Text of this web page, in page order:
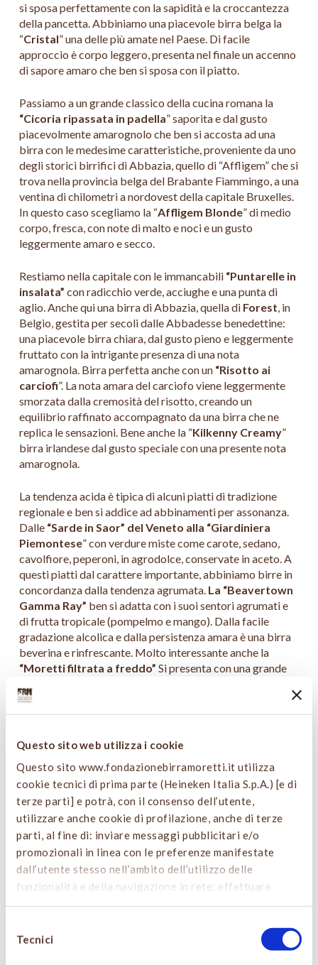
Questo sito web utilizza i cookie
Questo sito www.fondazionebirramoretti.it utilizza
cookie tecnici di prima parte (Heineken Italia S.p.A.) [e di
terze parti] e potrà, con il consenso dell’utente,
utilizzare anche cookie di profilazione, anche di terze
parti, al fine di: inviare messaggi pubblicitari e/o
promozionali in linea con le preferenze manifestate
dall’utente stesso nell’ambito dell’utilizzo delle
funzionalità e della navigazione in rete; effettuare
analisi e monitoraggio dei comportamenti dell’utente.
acconsente all’uso di tutti i cookie non tecnici, inclusi
quindi quelli di profilazione e analitici. Il consenso è
delTecnici
si sposa perfettamente con la sapidità e la croccantezza
della pancetta. Abbiniamo una piacevole birra belga la
“Cristal” una delle più amate nel Paese. Di facile
approccio è corpo leggero, presenta nel finale un accenno
di sapore amaro che ben si sposa con il piatto.
Passiamo a un grande classico della cucina romana la
“Cicoria ripassata in padella” saporita e dal gusto
piacevolmente amarognolo che ben si accosta ad una
birra con le medesime caratteristiche, proveniente da uno
degli storici birrifici di Abbazia, quello di “Affligem” che si
trova nella provincia belga del Brabante Fiammingo, a una
ventina di chilometri a nordovest della capitale Bruxelles.
In questo caso scegliamo la “Affligem Blonde” di medio
corpo, fresca, con note di malto e noci e un gusto
leggermente amaro e secco.
Restiamo nella capitale con le immancabili“Puntarelle in
insalata” con radicchio verde, acciughe e una punta di
aglio. Anche qui una birra di Abbazia, quella di Forest, in
Belgio, gestita per secoli dalle Abbadesse benedettine:
una piacevole birra chiara, dal gusto pieno e leggermente
fruttato con la intrigante presenza di una nota
amarognola. Birra perfetta anche con un “Risotto ai
carciofi”. La nota amara del carciofo viene leggermente
smorzata dalla cremosità del risotto, creando un
equilibrio raffinato accompagnato da una birra che ne
replica le sensazioni. Bene anche la “Kilkenny Creamy”
birra irlandese dal gusto speciale con una presente nota
amarognola.
La tendenza acida è tipica di alcuni piatti di tradizione
regionale e ben si addice ad abbinamenti per assonanza.
Dalle“Sarde in Saor” del Veneto alla “Giardiniera
Piemontese” con verdure miste come carote, sedano,
cavolfiore, peperoni, in agrodolce, conservate in aceto. A
questi piatti dal carattere importante, abbiniamo birre in
concordanza dalla tendenza agrumata. La “Beavertown
Gamma Ray” ben si adatta con i suoi sentori agrumati e
di frutta tropicale (pompelmo e mango). Dalla facile
gradazione alcolica e dalla persistenza amara è una birra
beverina e rinfrescante. Molto interessante anche la
“Moretti filtrata a freddo” Si presenta con una grande
presenta una grande piacevolezza e facilità di bevuta, pur
mantenendo struttura e corposità date da un processo
gustativa ed aromatica.
Ed eccoci con qualche
suggerimento di abbinamenti
per contrasto
. L’abbinamento per contrasto di sapori
consiste nell’accostare birre con caratteristiche opposte a
quelle dei cibi, perseguendo l’obiettivo della pulizia della
bocca e della predisposizione ad accogliere la porzione
successiva. I cibi a tendenza dolce, riso, pasta, crostacei,
prosciutto cotto, carne alla griglia, richiedono una certa
durezza della birra, fornita da componenti acide, sapide e
da una spiccata effervescenza. I cibi grassi come salumi e
effervescenza, buona alcolicità e tannicità.